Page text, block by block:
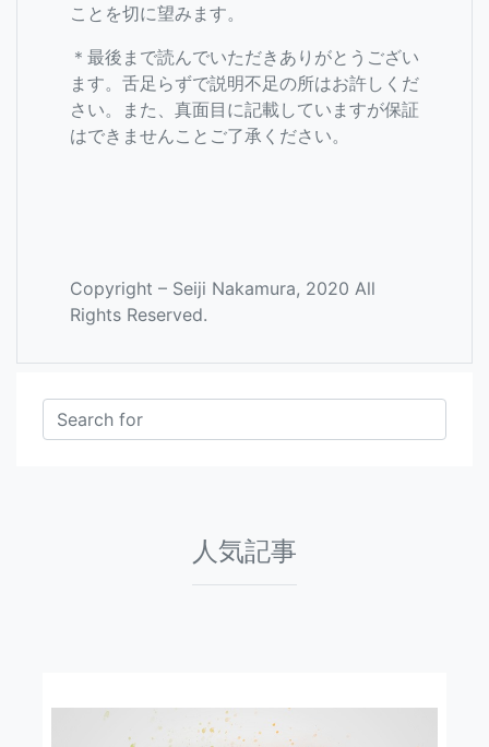
ことを切に望みます。
＊最後まで読んでいただきありがとうござい
ます。舌足らずで説明不足の所はお許しくだ
さい。また、真面目に記載していますが保証
はできませんことご了承ください。
Copyright – Seiji Nakamura, 2020 All
Rights Reserved.
人気記事